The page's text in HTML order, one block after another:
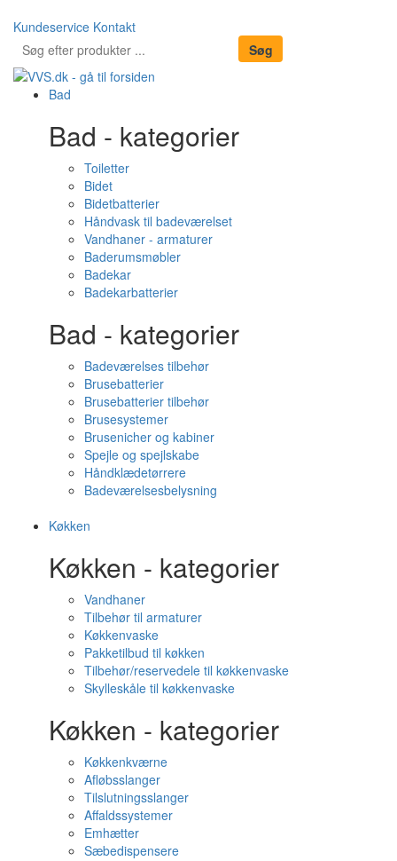
Kundeservice Kontakt
Bad
Bad - kategorier
Toiletter
Bidet
Bidetbatterier
Håndvask til badeværelset
Vandhaner - armaturer
Baderumsmøbler
Badekar
Badekarbatterier
Bad - kategorier
Badeværelses tilbehør
Brusebatterier
Brusebatterier tilbehør
Brusesystemer
Brusenicher og kabiner
Spejle og spejlskabe
Håndklædetørrere
Badeværelsesbelysning
Køkken
Køkken - kategorier
Vandhaner
Tilbehør til armaturer
Køkkenvaske
Pakketilbud til køkken
Tilbehør/reservedele til køkkenvaske
Skylleskåle til køkkenvaske
Køkken - kategorier
Køkkenkværne
Afløbsslanger
Tilslutningsslanger
Affaldssystemer
Emhætter
Sæbedispensere